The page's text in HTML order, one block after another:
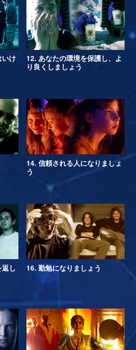
いけ
12. あなたの環境を保護し、よ
り良くしましょう
14. 信頼される人になりましょ
う
し
16. 勤勉になりましょう